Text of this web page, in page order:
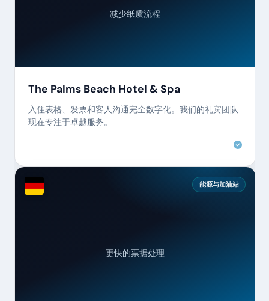
减少纸质流程
The Palms Beach Hotel & Spa
入住表格、发票和客人沟通完全数字化。我们的礼宾团队
现在专注于卓越服务。
能源与加油站
更快的票据处理